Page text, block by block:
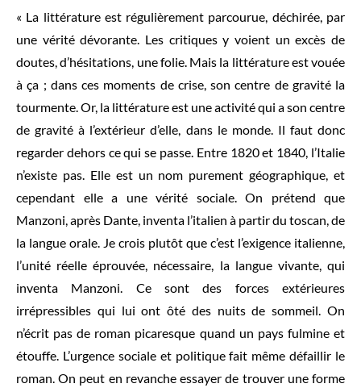
« La littérature est régulièrement parcourue, déchirée, par
une vérité dévorante. Les critiques y voient un excès de
doutes, d’hésitations, une folie. Mais la littérature est vouée
à ça ; dans ces moments de crise, son centre de gravité la
tourmente. Or, la littérature est une activité qui a son centre
de gravité à l’extérieur d’elle, dans le monde. Il faut donc
regarder dehors ce qui se passe. Entre 1820 et 1840, l’Italie
n’existe pas. Elle est un nom purement géographique, et
cependant elle a une vérité sociale. On prétend que
Manzoni, après Dante, inventa l’italien à partir du toscan, de
la langue orale. Je crois plutôt que c’est l’exigence italienne,
l’unité réelle éprouvée, nécessaire, la langue vivante, qui
inventa Manzoni. Ce sont des forces extérieures
irrépressibles qui lui ont ôté des nuits de sommeil. On
n’écrit pas de roman picaresque quand un pays fulmine et
étouffe. L’urgence sociale et politique fait même défaillir le
roman. On peut en revanche essayer de trouver une forme